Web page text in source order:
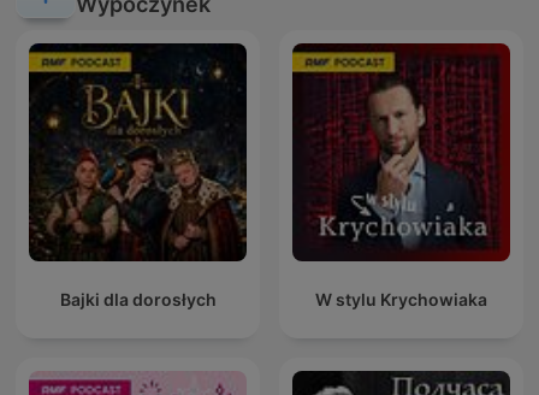
Bajki dla dorosłych W stylu Krychowiaka